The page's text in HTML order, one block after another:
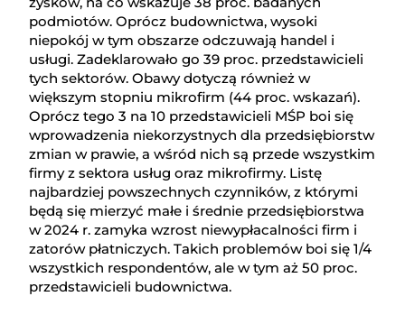
podmiotów. Oprócz budownictwa, wysoki
niepokój w tym obszarze odczuwają handel i
usługi. Zadeklarowało go 39 proc. przedstawicieli
tych sektorów. Obawy dotyczą również w
większym stopniu mikrofirm (44 proc. wskazań).
Oprócz tego 3 na 10 przedstawicieli MŚP boi się
wprowadzenia niekorzystnych dla przedsiębiorstw
zmian w prawie, a wśród nich są przede wszystkim
firmy z sektora usług oraz mikrofirmy. Listę
najbardziej powszechnych czynników, z którymi
będą się mierzyć małe i średnie przedsiębiorstwa
w 2024 r. zamyka wzrost niewypłacalności firm i
zatorów płatniczych. Takich problemów boi się 1/4
wszystkich respondentów, ale w tym aż 50 proc.
przedstawicieli budownictwa.